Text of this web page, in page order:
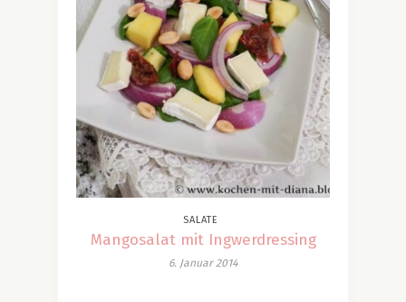
SALATE
Mangosalat mit Ingwerdressing
6. Januar 2014